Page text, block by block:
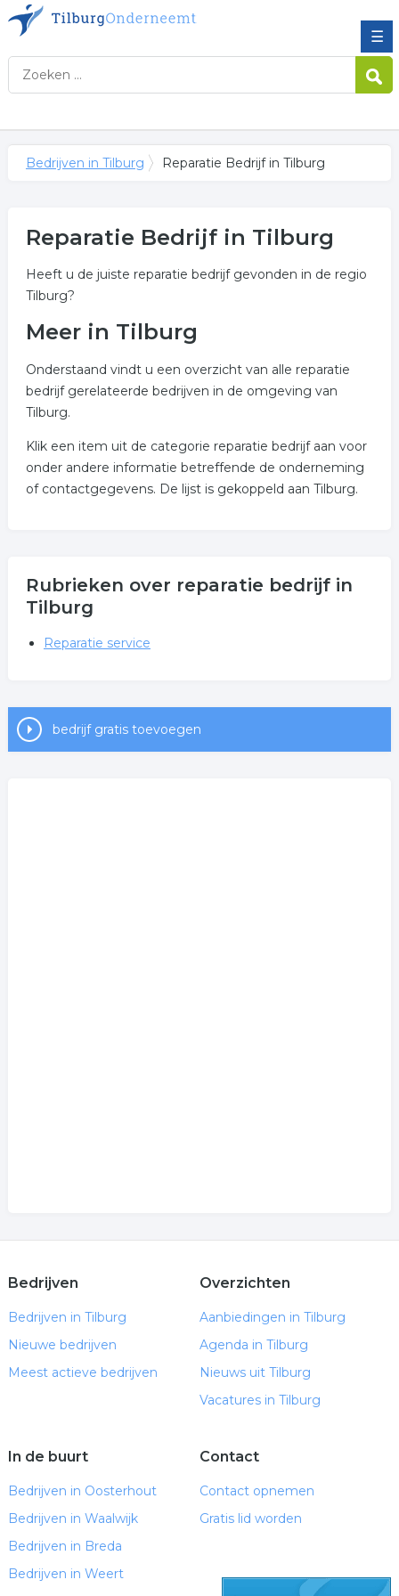
☰
Bedrijven in Tilburg Reparatie Bedrijf in Tilburg
Reparatie Bedrijf in Tilburg
Heeft u de juiste reparatie bedrijf gevonden in de regio
Tilburg?
Meer in Tilburg
Onderstaand vindt u een overzicht van alle reparatie
bedrijf gerelateerde bedrijven in de omgeving van
Tilburg.
Klik een item uit de categorie reparatie bedrijf aan voor
onder andere informatie betreffende de onderneming
of contactgegevens. De lijst is gekoppeld aan Tilburg.
Rubrieken over reparatie bedrijf in
Tilburg
Reparatie service
bedrijf gratis toevoegen
Bedrijven
Bedrijven in Tilburg
Nieuwe bedrijven
Meest actieve bedrijven
Overzichten
Aanbiedingen in Tilburg
Agenda in Tilburg
Nieuws uit Tilburg
Vacatures in Tilburg
In de buurt
Bedrijven in Oosterhout
Bedrijven in Waalwijk
Bedrijven in Breda
Bedrijven in Weert
Contact
Contact opnemen
Gratis lid worden